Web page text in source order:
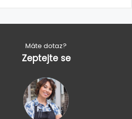
Máte dotaz?
Zeptejte se